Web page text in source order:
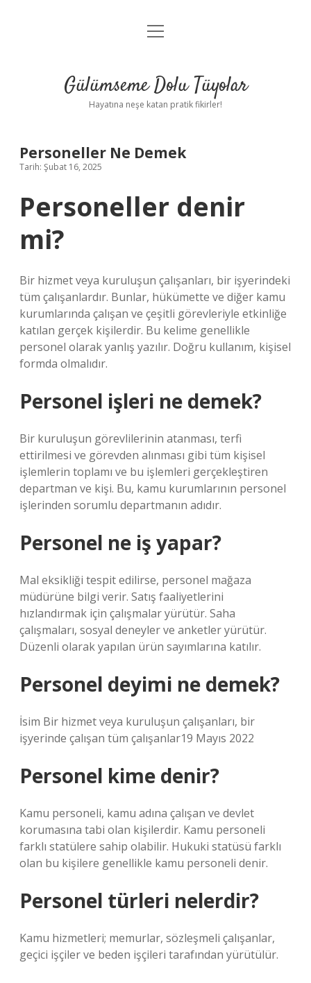
Anasayfa
Yasal Uyarı
menüyü
Gülümseme Dolu Tüyolar
Hayatına neşe katan pratik fikirler!
Personeller Ne Demek
Tarih: Şubat 16, 2025
Personeller denir
mi?
Bir hizmet veya kuruluşun çalışanları, bir işyerindeki
tüm çalışanlardır. Bunlar, hükümette ve diğer kamu
kurumlarında çalışan ve çeşitli görevleriyle etkinliğe
katılan gerçek kişilerdir. Bu kelime genellikle
personel olarak yanlış yazılır. Doğru kullanım, kişisel
formda olmalıdır.
Personel işleri ne demek?
Bir kuruluşun görevlilerinin atanması, terfi
ettirilmesi ve görevden alınması gibi tüm kişisel
işlemlerin toplamı ve bu işlemleri gerçekleştiren
departman ve kişi. Bu, kamu kurumlarının personel
işlerinden sorumlu departmanın adıdır.
Personel ne iş yapar?
Mal eksikliği tespit edilirse, personel mağaza
müdürüne bilgi verir. Satış faaliyetlerini
hızlandırmak için çalışmalar yürütür. Saha
çalışmaları, sosyal deneyler ve anketler yürütür.
Düzenli olarak yapılan ürün sayımlarına katılır.
Personel deyimi ne demek?
İsim Bir hizmet veya kuruluşun çalışanları, bir
işyerinde çalışan tüm çalışanlar19 Mayıs 2022
Personel kime denir?
Kamu personeli, kamu adına çalışan ve devlet
korumasına tabi olan kişilerdir. Kamu personeli
farklı statülere sahip olabilir. Hukuki statüsü farklı
olan bu kişilere genellikle kamu personeli denir.
Personel türleri nelerdir?
Kamu hizmetleri; memurlar, sözleşmeli çalışanlar,
geçici işçiler ve beden işçileri tarafından yürütülür.